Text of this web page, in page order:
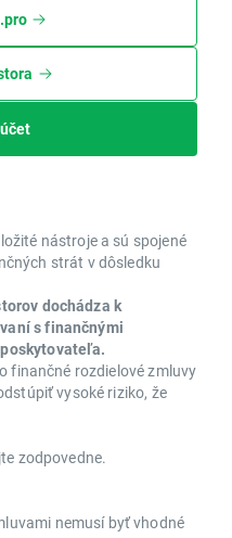
nástroje a sú spojené
strát v dôsledku
dochádza k
s finančnými
finančné rozdielové zmluvy
vysoké riziko, že
zodpovedne.
nemusí byť vhodné